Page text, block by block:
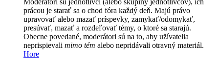
Moderátori sú jednotlivci (alebo skupiny jednotlivcov), ich
prácou je starať sa o chod fóra každý deň. Majú právo
upravovať alebo mazať príspevky, zamykať/odomykať,
presúvať, mazať a rozdeľovať témy, o ktoré sa starajú.
Obecne povedané, moderátori sú na to, aby užívatelia
neprispievali mimo tém alebo nepridávali otravný materiál.
Hore